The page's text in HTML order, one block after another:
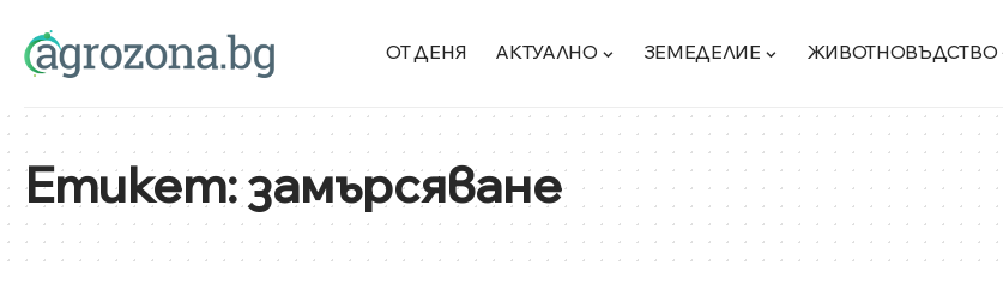
ОТ ДЕНЯ АКТУАЛНО ЗЕМЕДЕЛИЕ ЖИВОТНОВЪДСТВО
Етикет:замърсяване